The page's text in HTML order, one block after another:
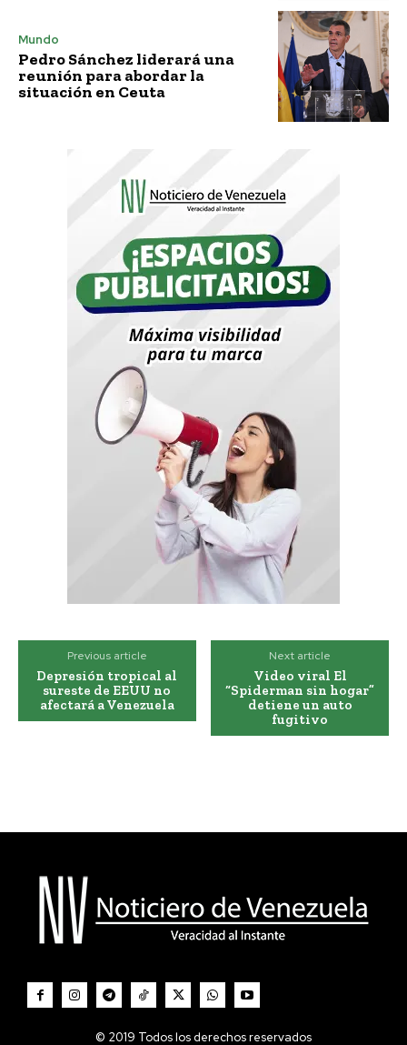
Mundo
Pedro Sánchez liderará una
reunión para abordar la
situación en Ceuta
Previous article
Depresión tropical al
sureste de EEUU no
afectará a Venezuela
Next article
Video viral El
“Spiderman sin hogar”
detiene un auto
fugitivo
© 2019 Todos los derechos reservados